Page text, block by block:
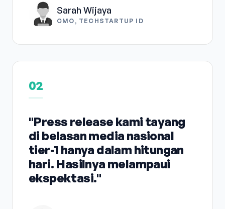
Sarah Wijaya
CMO, TECHSTARTUP ID
02
"Press release kami tayang
di belasan media nasional
tier-1 hanya dalam hitungan
hari. Hasilnya melampaui
ekspektasi."